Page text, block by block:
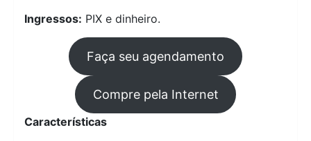
Ingressos: PIX e dinheiro.
Faça seu agendamento
Compre pela Internet
Características